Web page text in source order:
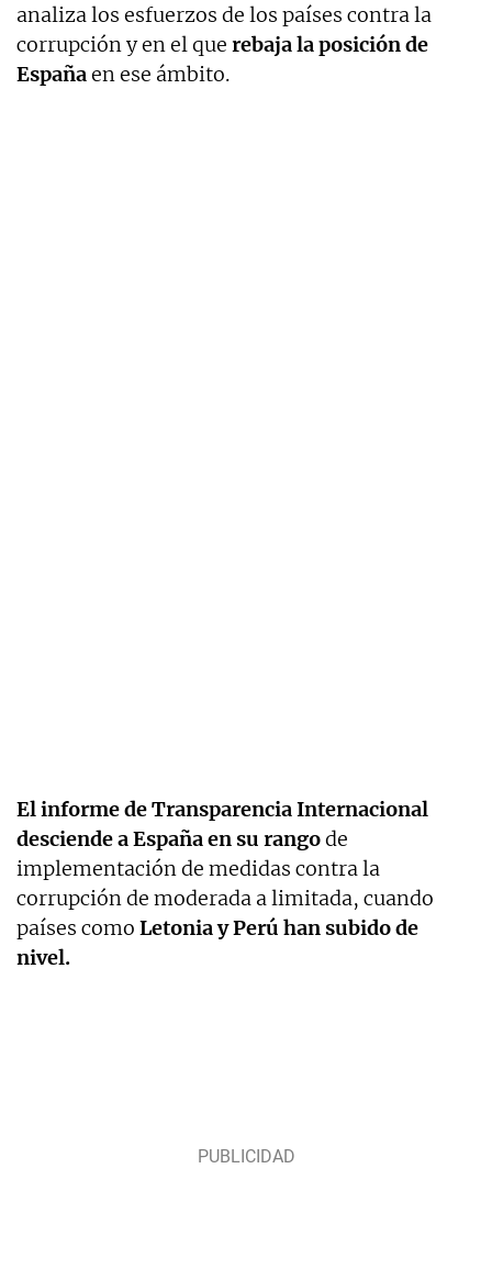
analiza los esfuerzos de los países contra la
corrupción y en el que rebaja la posición de
Españaen ese ámbito.
El informe de Transparencia Internacional
desciende a España en su rangode
implementación de medidas contra la
corrupción de moderada a limitada, cuando
países como Letonia y Perú han subido de
nivel.